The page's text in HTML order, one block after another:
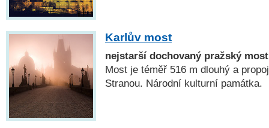
Karlův most
nejstarší dochovaný pražský
Most je téměř 516 m dlouhý a
Stranou. Národní kulturní památka.